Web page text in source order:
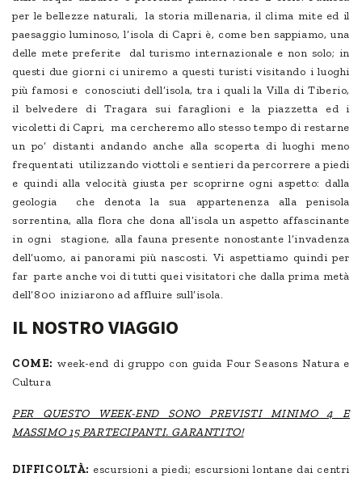
per le bellezze naturali, la storia millenaria, il clima mite ed il
paesaggio luminoso, l’isola di Capri è, come ben sappiamo, una
delle mete preferite dal turismo internazionale e non solo; in
questi due giorni ci uniremo a questi turisti visitando i luoghi
più famosi e conosciuti dell’isola, tra i quali la Villa di Tiberio,
il belvedere di Tragara sui faraglioni e la piazzetta ed i
vicoletti di Capri, ma cercheremo allo stesso tempo di restarne
un po’ distanti andando anche alla scoperta di luoghi meno
frequentati utilizzando viottoli e sentieri da percorrere a piedi
e quindi alla velocità giusta per scoprirne ogni aspetto: dalla
geologia che denota la sua appartenenza alla penisola
sorrentina, alla flora che dona all’isola un aspetto affascinante
in ogni stagione, alla fauna presente nonostante l’invadenza
dell’uomo, ai panorami più nascosti. Vi aspettiamo quindi per
far parte anche voi di tutti quei visitatori che dalla prima metà
dell‘800 iniziarono ad affluire sull’isola.
IL NOSTRO VIAGGIO
COME: week-end di gruppo con guida Four Seasons Natura e
Cultura
PER QUESTO WEEK-END SONO PREVISTI MINIMO 4 E
MASSIMO 15 PARTECIPANTI. GARANTITO!
DIFFICOLTÀ: escursioni a piedi; escursioni lontane dai centri